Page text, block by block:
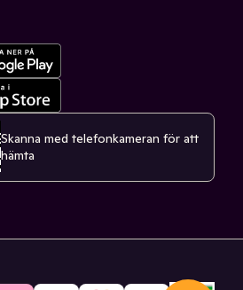
Skanna med telefonkameran för att
hämta